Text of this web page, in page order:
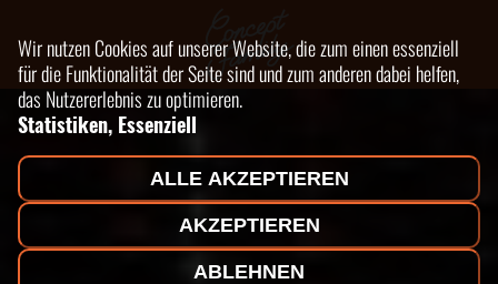
Wir nutzen Cookies auf unserer Website, die zum einen essenziell
für die Funktionalität der Seite sind und zum anderen dabei helfen,
das Nutzererlebnis zu optimieren.
Statistiken, Essenziell
ABLEHNEN
ALLE AKZEPTIEREN
AKZEPTIEREN